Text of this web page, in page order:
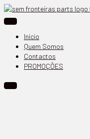
Início
Quem Somos
Contactos
PROMOÇÕES